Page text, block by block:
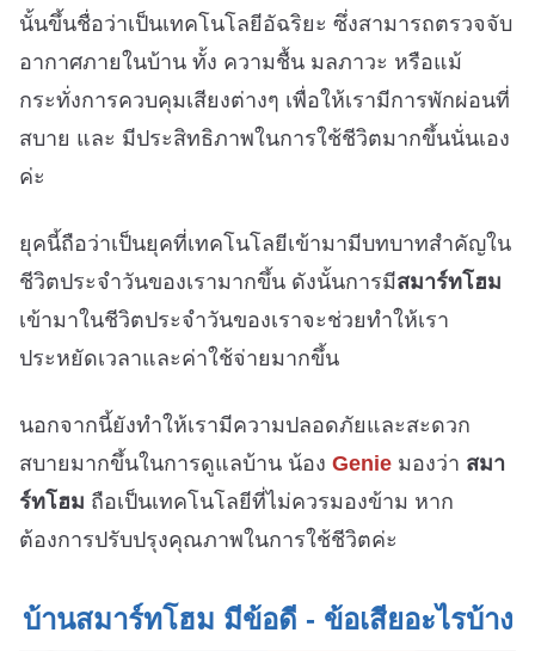
นั้นขึ้นชื่อว่าเป็นเทคโนโลยีอัฉริยะ ซึ่งสามารถตรวจจับ
อากาศภายในบ้าน ทั้ง ความชื้น มลภาวะ หรือแม้
กระทั่งการควบคุมเสียงต่างๆ เพื่อให้เรามีการพักผ่อนที่
สบาย และ มีประสิทธิภาพในการใช้ชีวิตมากขึ้นนั่นเอง
ค่ะ
ยุคนี้ถือว่าเป็นยุคที่เทคโนโลยีเข้ามามีบทบาทสำคัญใน
ชีวิตประจำวันของเรามากขึ้น ดังนั้นการมีสมาร์ทโฮม
เข้ามาในชีวิตประจำวันของเราจะช่วยทำให้เรา
ประหยัดเวลาและค่าใช้จ่ายมากขึ้น
นอกจากนี้ยังทำให้เรามีความปลอดภัยและสะดวก
สบายมากขึ้นในการดูแลบ้าน น้อง Genie มองว่า สมา
ร์ทโฮม ถือเป็นเทคโนโลยีที่ไม่ควรมองข้าม หาก
ต้องการปรับปรุงคุณภาพในการใช้ชีวิตค่ะ
บ้านสมาร์ทโฮม มีข้อดี - ข้อเสียอะไรบ้าง